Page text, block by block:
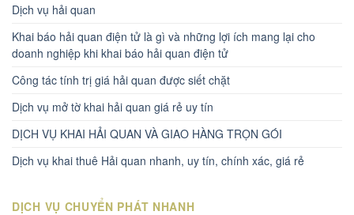
Dịch vụ hải quan
Khai báo hải quan điện tử là gì và những lợi ích mang lại cho
doanh nghiệp khi khai báo hải quan điện tử
Công tác tính trị giá hải quan được siết chặt
Dịch vụ mở tờ khai hải quan giá rẻ uy tín
DỊCH VỤ KHAI HẢI QUAN VÀ GIAO HÀNG TRỌN GÓI
Dịch vụ khai thuê Hải quan nhanh, uy tín, chính xác, giá rẻ
DỊCH VỤ CHUYỂN PHÁT NHANH